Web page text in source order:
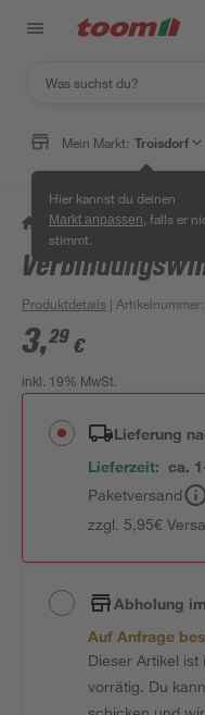
Mein Markt: Troisdorf
Hier kannst du deinen
Markt anpassen , falls er
stimmt.
/ Bad & Sanitär /
Produktdetails | Artikelnummer:
3,29 €
inkl. 19% MwSt.
Lieferung
Lieferzeit: ca.
Paketversand
zzgl. 5,95€
Abholung
Auf Anfrage
Dieser Artikel
vorrätig. Du